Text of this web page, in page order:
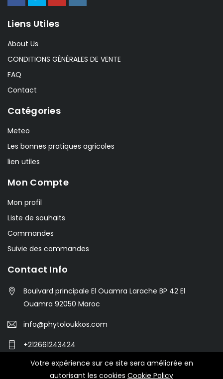
Liens Utiles
About Us
CONDITIONS GÉNÉRALES DE VENTE
FAQ
Contact
Catégories
Meteo
Les bonnes pratiques agricoles
lien utiles
Mon Compte
Mon profil
Liste de souhaits
Commandes
Suivie des commandes
Contact Info
Boulvard principale El Ouamra Larache BP 42 El
Ouamra 92050 Maroc
info@phytoloukkos.com
+212661243424
Votre expérience sur ce site sera améliorée en
autorisant les cookies Cookie Policy